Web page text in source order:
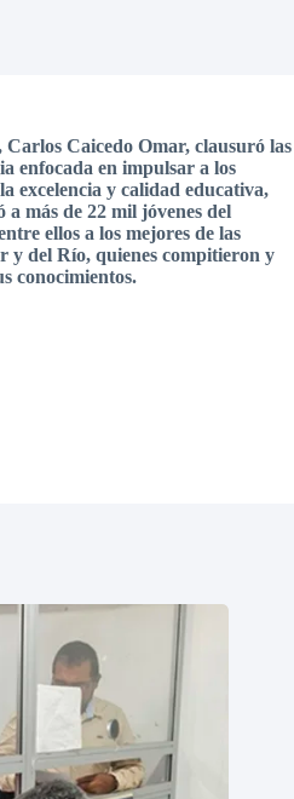
Caicedo Omar, clausuró las
enfocada en impulsar a los
excelencia y calidad educativa,
a más de 22 mil jóvenes del
ellos a los mejores de las
y del Río, quienes compitieron y
conocimientos.